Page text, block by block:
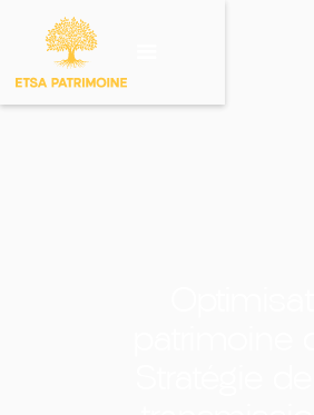
Investir sur un
produit